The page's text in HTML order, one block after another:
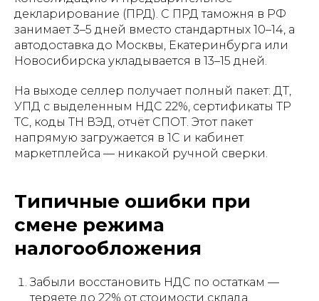
декларирование (ПРД). С ПРД таможня в РФ
занимает 3–5 дней вместо стандартных 10–14, а
автодоставка до Москвы, Екатеринбурга или
Новосибирска укладывается в 13–15 дней.
На выходе селлер получает полный пакет: ДТ,
УПД с выделенным НДС 22%, сертификаты ТР
ТС, коды ТН ВЭД, отчёт СПОТ. Этот пакет
напрямую загружается в 1С и кабинет
маркетплейса — никакой ручной сверки.
Типичные ошибки при
смене режима
налогообложения
Забыли восстановить НДС по остаткам —
теряете до 22% от стоимости склада.